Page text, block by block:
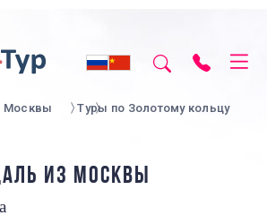
Москвы Туры по Золотому кольцу
ИЗ МОСКВЫ